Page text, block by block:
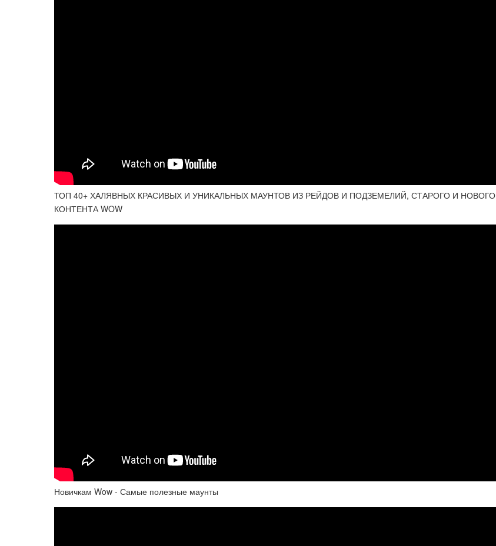
ТОП 40+ ХАЛЯВНЫХ КРАСИВЫХ И УНИКАЛЬНЫХ МАУНТОВ ИЗ РЕЙДОВ И ПОДЗЕМЕЛИЙ, СТАРОГО И НОВОГО
КОНТЕНТА WOW
Новичкам Wow - Самые полезные маунты